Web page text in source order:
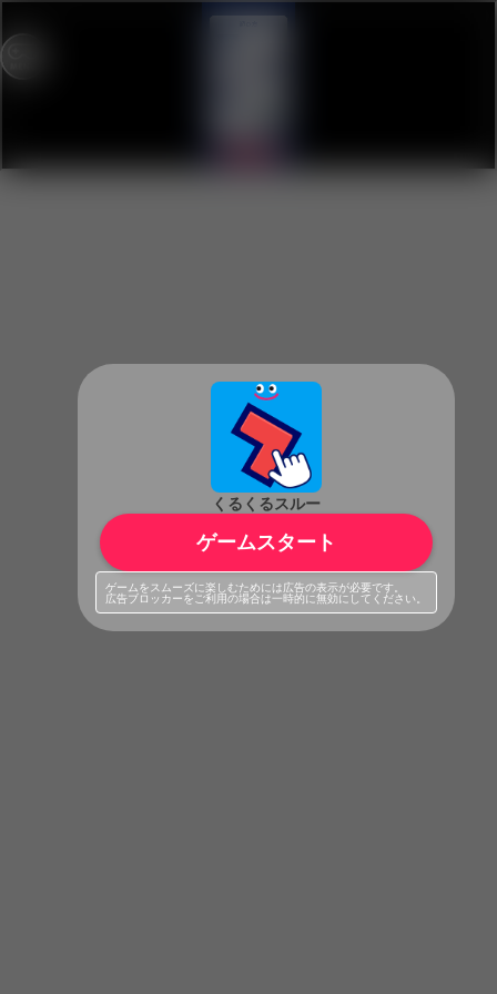
くるくるスルー
ゲームスタート
ゲームをスムーズに楽しむためには広告の表示が必要です。
広告ブロッカーをご利用の場合は一時的に無効にしてください。